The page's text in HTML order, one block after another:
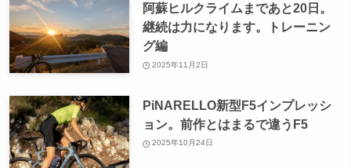
阿蘇ヒルクライムまであと20日。
継続は力になります。トレーニン
グ編
2025年11月2日
PiNARELLO新型F5インプレッシ
ョン。前作とはまるで違うF5
2025年10月24日